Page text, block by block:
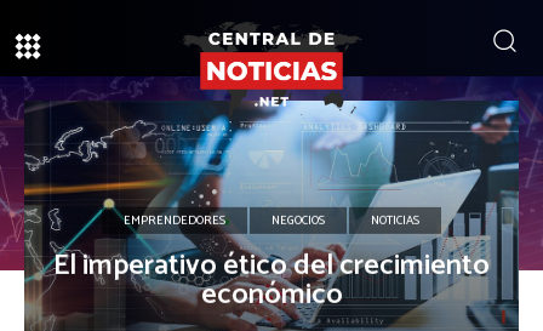
EMPRENDEDORES NEGOCIOS NOTICIAS
El imperativo ético del crecimiento
económico